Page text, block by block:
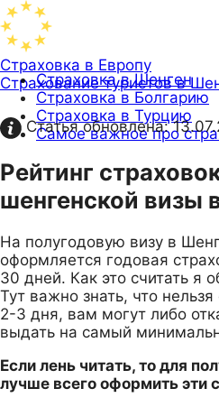
Страховка в Европу
Страхование туристов в
Страховка в Шенген
Страховка в Болгарию
Страховка в Турцию
Самое важное про
Статья обновлена:
Рейтинг
шенгенской визы
На полугодовую визу в
оформляется годовая
30 дней. Как это считать я
Тут важно знать, что
2-3 дня, вам могут либо
выдать на самый
Если лень читать, то для
лучше всего оформить эти